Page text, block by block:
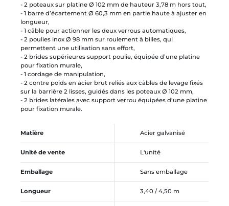
- 2 poteaux sur platine Ø 102 mm de hauteur 3,78 m hors tout,
- 1 barre d’écartement Ø 60,3 mm en partie haute à ajuster en
longueur,
- 1 câble pour actionner les deux verrous automatiques,
- 2 poulies inox Ø 98 mm sur roulement à billes, qui
permettent une utilisation sans effort,
- 2 brides supérieures support poulie, équipée d’une platine
pour fixation murale,
- 1 cordage de manipulation,
- 2 contre poids en acier brut reliés aux câbles de levage fixés
sur la barrière 2 lisses, guidés dans les poteaux Ø 102 mm,
- 2 brides latérales avec support verrou équipées d’une platine
pour fixation murale.
Matière Acier galvanisé
Unité de vente L'unité
Emballage Sans emballage
Longueur 3,40 / 4,50 m